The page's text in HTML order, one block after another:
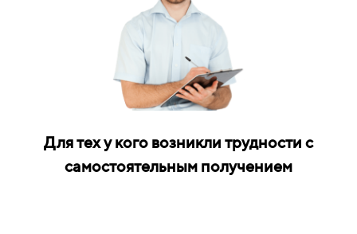
Для тех у кого возникли трудности с
самостоятельным получением